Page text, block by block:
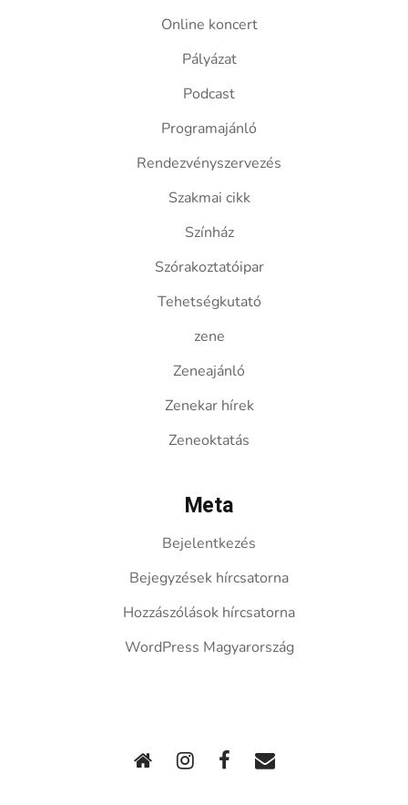
Online koncert
Pályázat
Podcast
Programajánló
Rendezvényszervezés
Szakmai cikk
Színház
Szórakoztatóipar
Tehetségkutató
zene
Zeneajánló
Zenekar hírek
Zeneoktatás
Meta
Bejelentkezés
Bejegyzések hírcsatorna
Hozzászólások hírcsatorna
WordPress Magyarország